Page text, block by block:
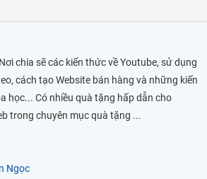
Nơi chia sẽ các kiến thức về Youtube, sử dụng
cách tạo Website bán hàng và những kiến
học... Có nhiều quà tặng hấp dẫn cho
trong chuyên mục quà tặng ...
Ngọc